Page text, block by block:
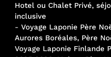
Hotel ou Chalet Privé,
inclusive
- Voyage Laponie Père
Aurores Boréales, Père
Voyage Laponie Finlande